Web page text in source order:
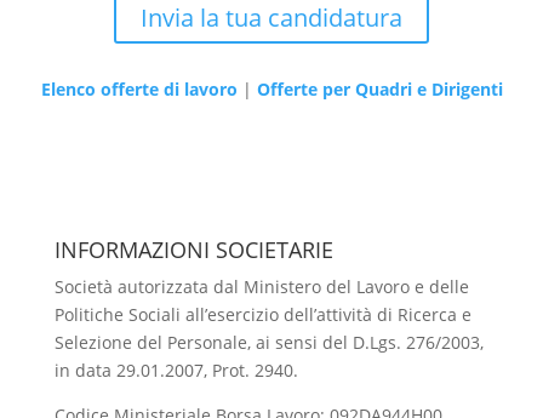
Invia la tua candidatura
Elenco offerte di lavoro | Offerte per Quadri e Dirigenti
INFORMAZIONI SOCIETARIE
Società autorizzata dal Ministero del Lavoro e delle
Politiche Sociali all’esercizio dell’attività di Ricerca e
Selezione del Personale, ai sensi del D.Lgs. 276/2003,
in data 29.01.2007, Prot. 2940.